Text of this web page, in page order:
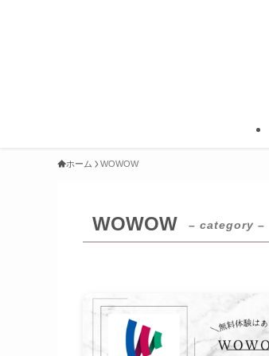
ホーム WOWOW
WOWOW – category –